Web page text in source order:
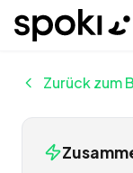
Spoki
Zurück zum